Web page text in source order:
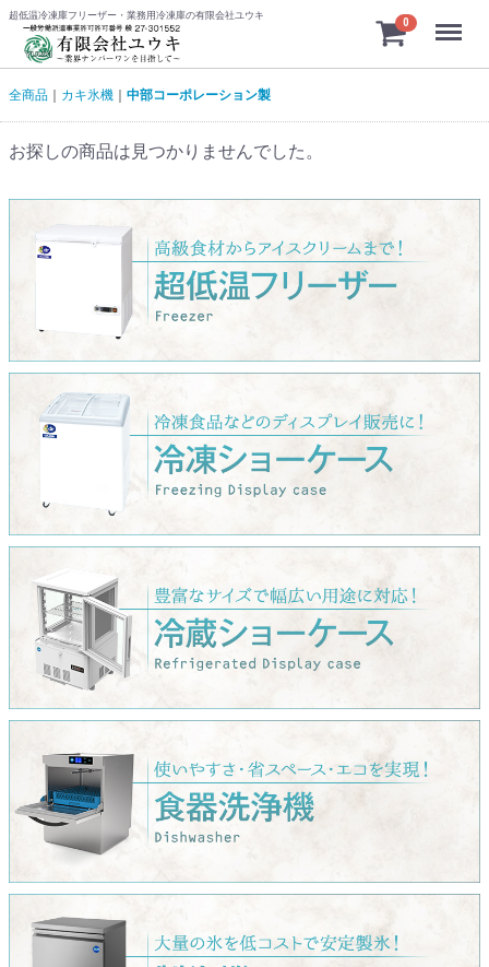
超低温冷凍庫フリーザー・業務用冷凍庫の有限会社ユウキ
0 Menu
全商品 カキ氷機 中部コーポレーション製
お探しの商品は見つかりませんでした。